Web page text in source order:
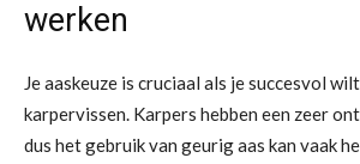
werken
Je aaskeuze is cruciaal als je succesvol
karpervissen. Karpers hebben een zeer
dus het gebruik van geurig aas kan vaak